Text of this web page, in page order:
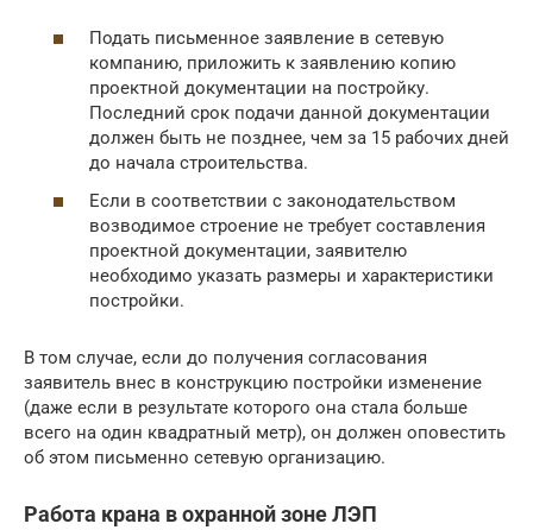
Подать письменное заявление в сетевую
компанию, приложить к заявлению копию
проектной документации на постройку.
Последний срок подачи данной документации
должен быть не позднее, чем за 15 рабочих дней
до начала строительства.
Если в соответствии с законодательством
возводимое строение не требует составления
проектной документации, заявителю
необходимо указать размеры и характеристики
постройки.
В том случае, если до получения согласования
заявитель внес в конструкцию постройки изменение
(даже если в результате которого она стала больше
всего на один квадратный метр), он должен оповестить
об этом письменно сетевую организацию.
Работа крана в охранной зоне ЛЭП